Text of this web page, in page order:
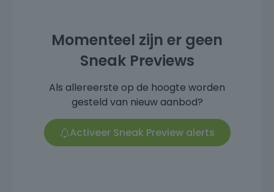
Momenteel zijn er geen
Sneak Previews
Als allereerste op de hoogte worden
gesteld van nieuw aanbod?
Activeer Sneak Preview alerts